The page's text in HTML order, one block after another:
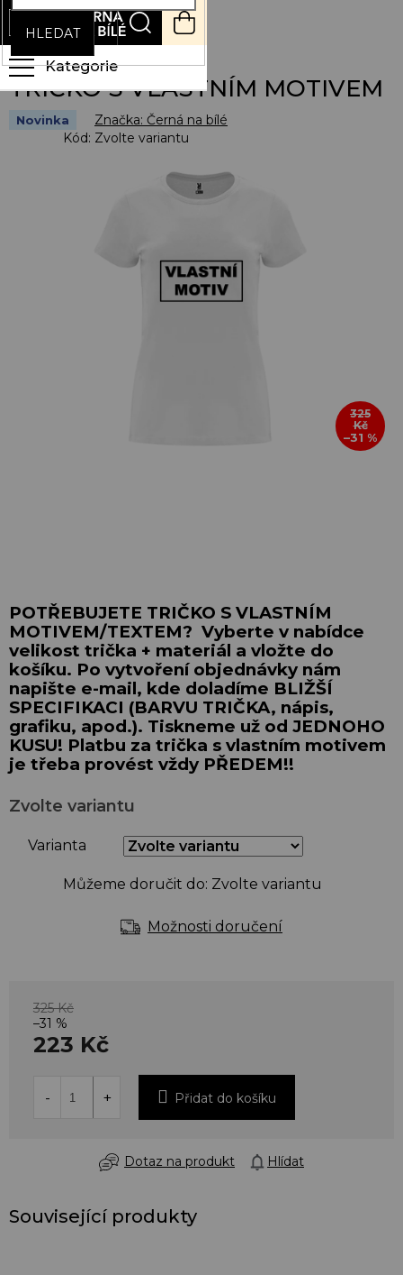
Přejít
obsah
HLEDAT
NÁKUPNÍ
KOŠÍK
TRIČKO S VLASTNÍM MOTIVEM
Novinka
Kód: Zvolte variantu
Značka: Černá na bílé
325
Kč
–31 %
Zvolte variantu
Varianta
Můžeme doručit do: Zvolte variantu
Možnosti doručení
POTŘEBUJETE TRIČKO S VLASTNÍM
MOTIVEM/TEXTEM? Vyberte v nabídce
velikost trička + materiál a vložte do
košíku. Po vytvoření objednávky nám
napište e-mail, kde doladíme BLIŽŠÍ
SPECIFIKACI (BARVU TRIČKA, nápis,
grafiku, apod.). Tiskneme už od JEDNOHO
KUSU! Platbu za trička s vlastním motivem
je třeba provést vždy PŘEDEM!!
325 Kč
–31 %
223 Kč
Přidat do košíku
Dotaz na produkt Hlídat
Související produkty